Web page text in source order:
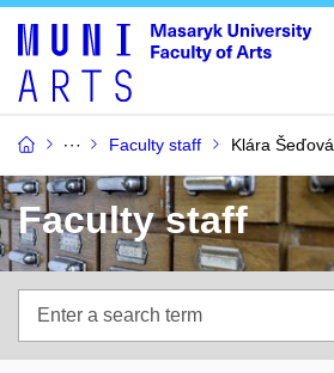
Faculty staff Klára Šeďová
Faculty staff
search